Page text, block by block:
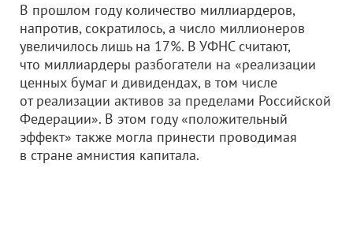
В прошлом году количество миллиардеров,
напротив, сократилось, а число миллионеров
увеличилось лишь на 17%. В УФНС считают,
что миллиардеры разбогатели на «реализации
ценных бумаг и дивидендах, в том числе
от реализации активов за пределами Российской
Федерации». В этом году «положительный
эффект» также могла принести проводимая
в стране амнистия капитала.